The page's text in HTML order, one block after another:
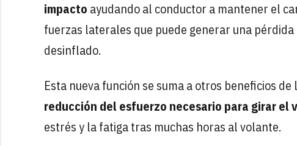
impacto ayudando al conductor a mantener el
fuerzas laterales que puede generar una
desinflado.
Esta nueva función se suma a otros beneficios
reducción del esfuerzo necesario para girar el
estrés y la fatiga tras muchas horas al volante.